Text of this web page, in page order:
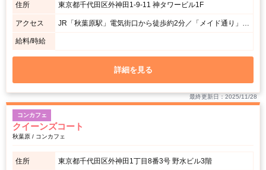
住所 東京都千代田区外神田1-9-11 神タワービル1F
アクセス JR「秋葉原駅」電気街口から徒歩約2分／「メイド通り」ケンタッキー前からすぐの路面店。
給料/時給
詳細を見る
最終更新日：2025/11/28
コンカフェ
クイーンズコート
秋葉原 / コンカフェ
住所 東京都千代田区外神田1丁目8番3号 野水ビル3階